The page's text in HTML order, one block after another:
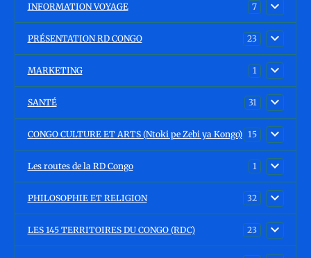
INFORMATION VOYAGE 7
PRÉSENTATION RD CONGO 23
MARKETING 1
SANTÉ 31
CONGO CULTURE ET ARTS (Ntoki pe Zebi ya Kongo) 15
Les routes de la RD Congo 1
PHILOSOPHIE ET RELIGION 32
LES 145 TERRITOIRES DU CONGO (RDC) 23